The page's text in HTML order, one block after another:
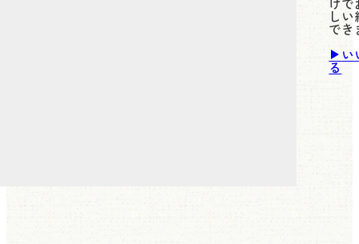
し
でき
い
る